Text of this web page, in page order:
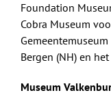
Foundation
Cobra Museum
Bergen (NH) en
Museum